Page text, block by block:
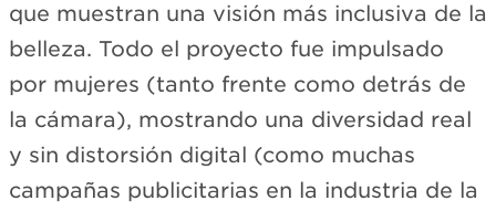
que muestran una visión más inclusiva de la
belleza. Todo el proyecto fue impulsado
por mujeres (tanto frente como detrás de
la cámara), mostrando una diversidad real
y sin distorsión digital (como muchas
campañas publicitarias en la industria de la